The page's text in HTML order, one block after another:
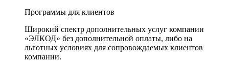
Программы для клиентов
Широкий спектр дополнительных услуг компании
«ЭЛКОД» без дополнительной оплаты, либо на
льготных условиях для сопровождаемых клиентов
компании.